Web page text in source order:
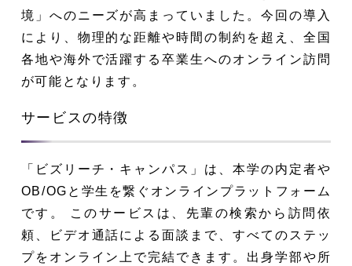
境」へのニーズが高まっていました。今回の導入
により、物理的な距離や時間の制約を超え、全国
各地や海外で活躍する卒業生へのオンライン訪問
が可能となります。
サービスの特徴
「ビズリーチ・キャンパス」は、本学の内定者や
OB/OGと学生を繋ぐオンラインプラットフォーム
です。 このサービスは、先輩の検索から訪問依
頼、ビデオ通話による面談まで、すべてのステッ
プをオンライン上で完結できます。出身学部や所